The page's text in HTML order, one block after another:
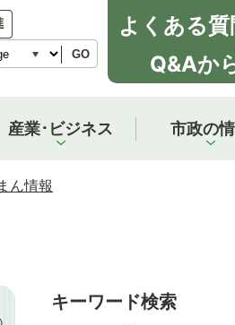
GO
よくある質
Q&Aか
産業･ビジネス 市政の
ん情報
キーワード検索